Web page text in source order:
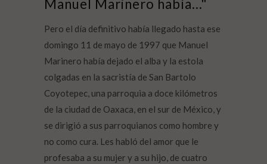
Manuel Marinero había..."
Pero el día definitivo había llegado hasta ese
domingo 11 de mayo de 1997 que Manuel
Marinero había dejado el alba y la estola
colgadas en la sacristía de San Bartolo
Coyotepec, una parroquia a doce kilómetros
de la ciudad de Oaxaca, en el sur de México, y
se dirigió a sus parroquianos como hombre y
no como cura. Les habló del amor que le
profesaba a su mujer y a su hijo, de cuatro